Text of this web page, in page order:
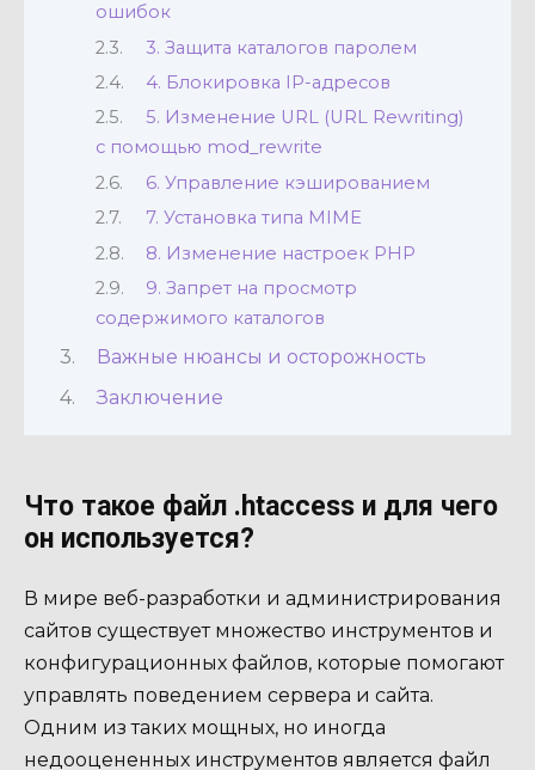
ошибок
3. Защита каталогов паролем
4. Блокировка IP-адресов
5. Изменение URL (URL Rewriting)
с помощью mod_rewrite
6. Управление кэшированием
7. Установка типа MIME
8. Изменение настроек PHP
9. Запрет на просмотр
содержимого каталогов
Важные нюансы и осторожность
Заключение
Что такое файл .htaccess и для чего
он используется?
В мире веб-разработки и администрирования
сайтов существует множество инструментов и
конфигурационных файлов, которые помогают
управлять поведением сервера и сайта.
Одним из таких мощных, но иногда
недооцененных инструментов является файл